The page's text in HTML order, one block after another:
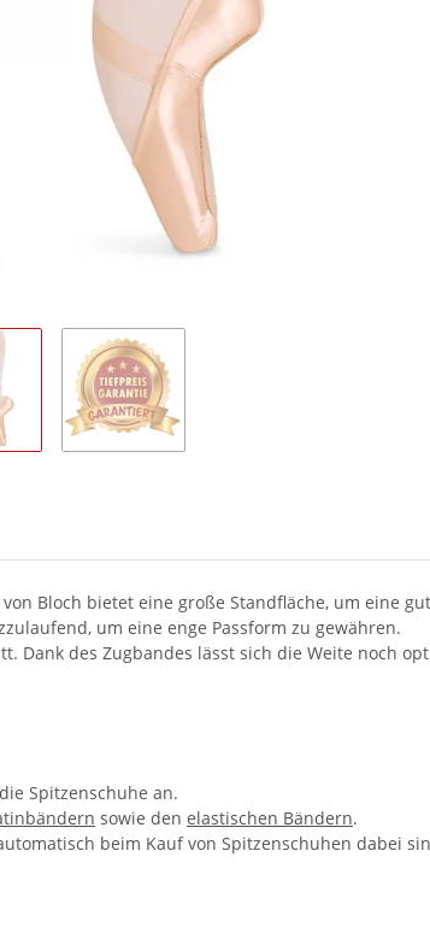
Bloch bietet eine große Standfläche, um eine
um eine enge Passform zu gewähren.
Dank des Zugbandes lässt sich die Weite noch
Spitzenschuhe an.
sowie den elastischen Bändern.
beim Kauf von Spitzenschuhen dabei